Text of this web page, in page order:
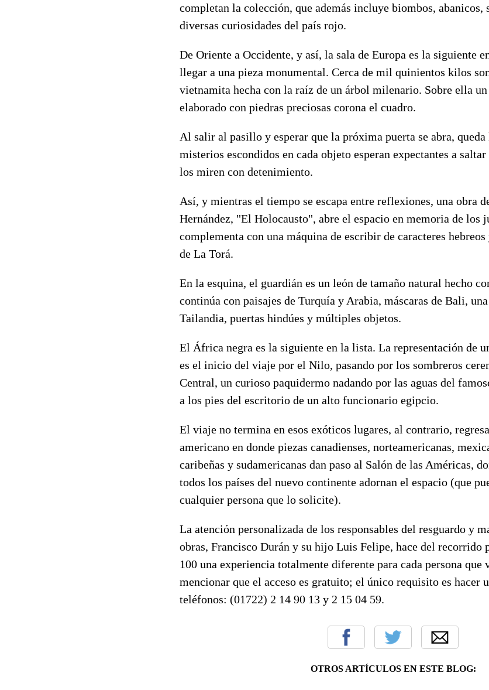
completan la colección, que además incluye biombos, abanicos,
diversas curiosidades del país rojo.
De Oriente a Occidente, y así, la sala de Europa es la siguiente
llegar a una pieza monumental. Cerca de mil quinientos kilos
vietnamita hecha con la raíz de un árbol milenario. Sobre ella
elaborado con piedras preciosas corona el cuadro.
Al salir al pasillo y esperar que la próxima puerta se abra, queda
misterios escondidos en cada objeto esperan expectantes a
los miren con detenimiento.
Así, y mientras el tiempo se escapa entre reflexiones, una obra
Hernández, "El Holocausto", abre el espacio en memoria de los
complementa con una máquina de escribir de caracteres
de La Torá.
En la esquina, el guardián es un león de tamaño natural hecho
continúa con paisajes de Turquía y Arabia, máscaras de Bali,
Tailandia, puertas hindúes y múltiples objetos.
El África negra es la siguiente en la lista. La representación de
es el inicio del viaje por el Nilo, pasando por los sombreros
Central, un curioso paquidermo nadando por las aguas del
a los pies del escritorio de un alto funcionario egipcio.
El viaje no termina en esos exóticos lugares, al contrario,
americano en donde piezas canadienses, norteamericanas,
caribeñas y sudamericanas dan paso al Salón de las Américas,
todos los países del nuevo continente adornan el espacio (que
cualquier persona que lo solicite).
La atención personalizada de los responsables del resguardo y
obras, Francisco Durán y su hijo Luis Felipe, hace del recorrido
100 una experiencia totalmente diferente para cada persona que
mencionar que el acceso es gratuito; el único requisito es hacer
teléfonos: (01722) 2 14 90 13 y 2 15 04 59.
OTROS ARTÍCULOS EN ESTE BLOG: